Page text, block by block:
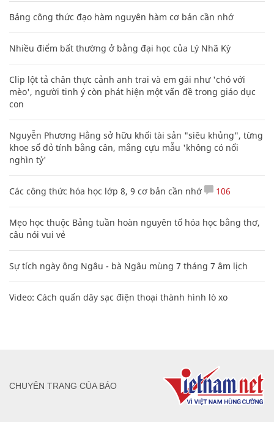
Bảng công thức đạo hàm nguyên hàm cơ bản cần nhớ
Nhiều điểm bất thường ở bằng đại học của Lý Nhã Kỳ
Clip lột tả chân thực cảnh anh trai và em gái như 'chó với
mèo', người tinh ý còn phát hiện một vấn đề trong giáo dục
con
Nguyễn Phương Hằng sở hữu khối tài sản "siêu khủng", từng
khoe sổ đỏ tính bằng cân, mắng cựu mẫu 'không có nổi
nghìn tỷ'
Các công thức hóa học lớp 8, 9 cơ bản cần nhớ 106
Mẹo học thuộc Bảng tuần hoàn nguyên tố hóa học bằng thơ,
câu nói vui vẻ
Sự tích ngày ông Ngâu - bà Ngâu mùng 7 tháng 7 âm lịch
Video: Cách quấn dây sạc điện thoại thành hình lò xo
CHUYÊN TRANG CỦA BÁO